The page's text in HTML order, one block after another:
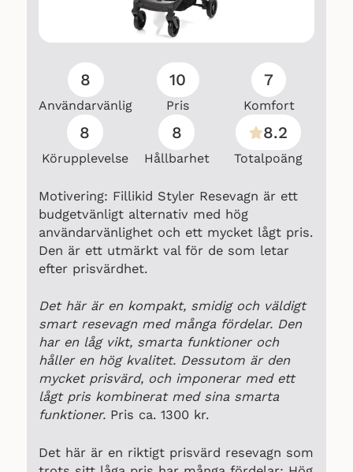
8
Användarvänlig
10
Pris
7
Komfort
8
Körupplevelse
8
Hållbarhet
8.2
Totalpoäng
Motivering: Fillikid Styler Resevagn är ett
budgetvänligt alternativ med hög
användarvänlighet och ett mycket lågt pris.
Den är ett utmärkt val för de som letar
efter prisvärdhet.
Det här är en kompakt, smidig och väldigt
smart resevagn med många fördelar. Den
har en låg vikt, smarta funktioner och
håller en hög kvalitet. Dessutom är den
mycket prisvärd, och imponerar med ett
lågt pris kombinerat med sina smarta
funktioner. Pris ca. 1300 kr.
Det här är en riktigt prisvärd resevagn som